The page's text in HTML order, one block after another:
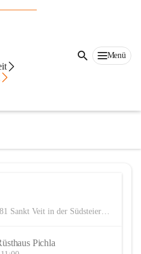
Menü
Pichla bei St.
pichla-bei-st-veit
Pichla bei Sankt Veit 9, 8481 Sankt Veit in der Südsteiermark, AUT
Pichla